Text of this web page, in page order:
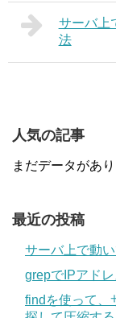
サーバ上
法
人気の記事
まだデータがあり
最近の投稿
サーバ上で動
grepでIPアド
findを使って、